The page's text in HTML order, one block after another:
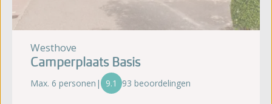
Westhove
Camperplaats Basis
Max. 6 personen | 9.1 93 beoordelingen